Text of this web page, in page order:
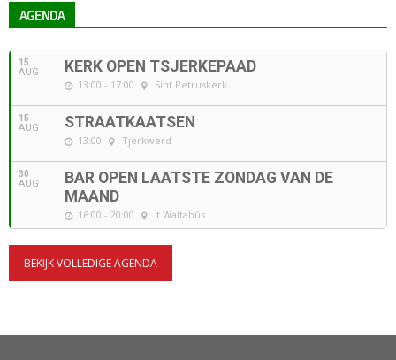
AGENDA
15
AUG KERK OPEN TSJERKEPAAD
13:00 - 17:00 Sint Petruskerk
15
AUG STRAATKAATSEN
13:00 Tjerkwerd
30
AUG
BAR OPEN LAATSTE ZONDAG VAN DE
MAAND
16:00 - 20:00 't Waltahûs
BEKIJK VOLLEDIGE AGENDA